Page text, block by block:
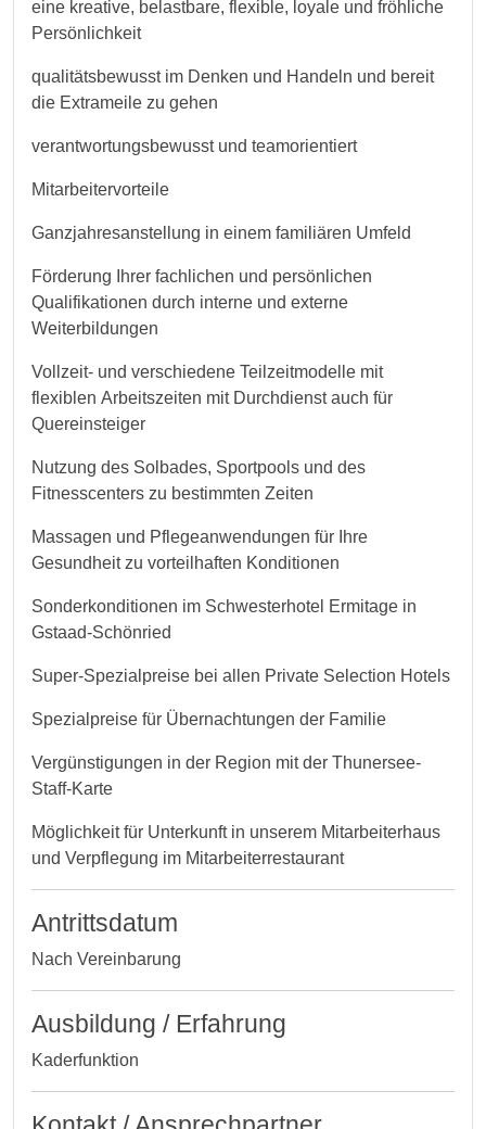
eine kreative, belastbare, flexible, loyale und fröhliche
Persönlichkeit
qualitätsbewusst im Denken und Handeln und bereit
die Extrameile zu gehen
verantwortungsbewusst und teamorientiert
Mitarbeitervorteile
Ganzjahresanstellung in einem familiären Umfeld
Förderung Ihrer fachlichen und persönlichen
Qualifikationen durch interne und externe
Weiterbildungen
Vollzeit- und verschiedene Teilzeitmodelle mit
flexiblen Arbeitszeiten mit Durchdienst auch für
Quereinsteiger
Nutzung des Solbades, Sportpools und des
Fitnesscenters zu bestimmten Zeiten
Massagen und Pflegeanwendungen für Ihre
Gesundheit zu vorteilhaften Konditionen
Sonderkonditionen im Schwesterhotel Ermitage in
Gstaad-Schönried
Super-Spezialpreise bei allen Private Selection Hotels
Spezialpreise für Übernachtungen der Familie
Vergünstigungen in der Region mit der Thunersee-
Staff-Karte
Möglichkeit für Unterkunft in unserem Mitarbeiterhaus
und Verpflegung im Mitarbeiterrestaurant
Antrittsdatum
Nach Vereinbarung
Ausbildung / Erfahrung
Kaderfunktion